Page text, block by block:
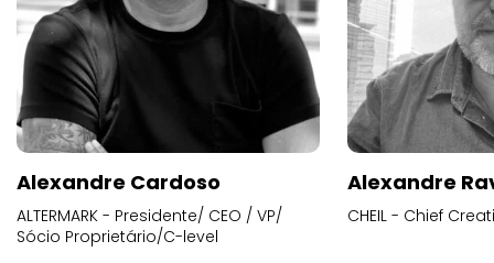
Alexandre Cardoso
ALTERMARK - Presidente/ CEO / VP/
Sócio Proprietário/C-level
Alexandre
CHEIL - Chief